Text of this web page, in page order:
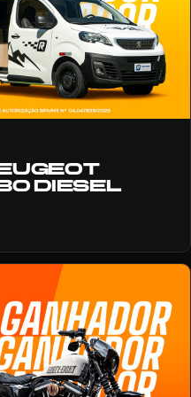
DIESEL